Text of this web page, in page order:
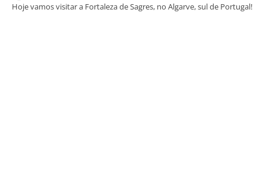
Hoje vamos visitar a Fortaleza de Sagres, no Algarve, sul de Portugal!